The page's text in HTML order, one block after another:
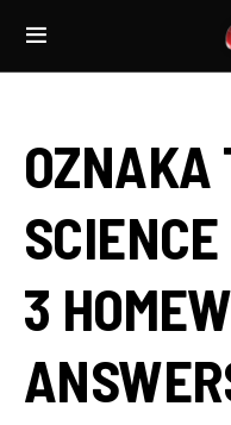
OZNAKA
3